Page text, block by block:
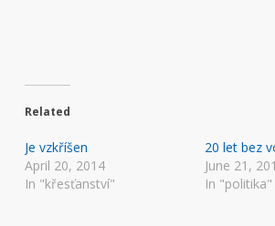
Related
Je vzkříšen
April 20, 2014
In "křesťanství"
20 let bez
June 21,
In "politika"